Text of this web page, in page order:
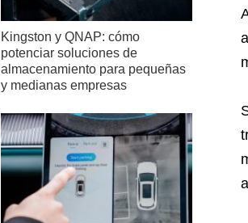
Kingston y QNAP: cómo
potenciar soluciones de
almacenamiento para pequeñas
y medianas empresas